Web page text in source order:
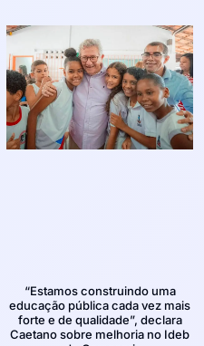
“Estamos construindo uma
educação pública cada vez mais
forte e de qualidade”, declara
Caetano sobre melhoria no Ideb